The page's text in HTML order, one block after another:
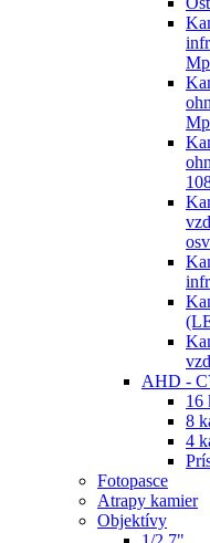
AHD -
16
8
4
Fotopasce
Atrapy kamier
Objektívy